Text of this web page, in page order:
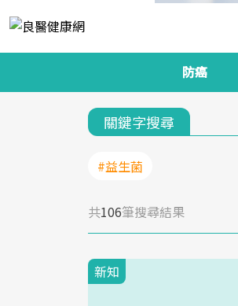
防癌
關鍵字搜尋
#益生菌
共106筆搜尋結果
新知